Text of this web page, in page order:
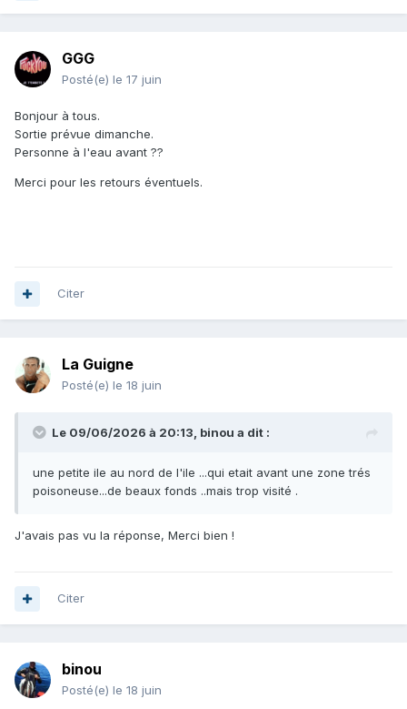
GGG
Posté(e) le 17 juin
Bonjour à tous.
Sortie prévue dimanche.
Personne à l'eau avant ??
Merci pour les retours éventuels.
Citer
La Guigne
Posté(e) le 18 juin
Le 09/06/2026 à 20:13, binou a dit :
une petite ile au nord de l'ile ...qui etait avant une zone trés
poisoneuse...de beaux fonds ..mais trop visité .
J'avais pas vu la réponse, Merci bien !
Citer
binou
Posté(e) le 18 juin